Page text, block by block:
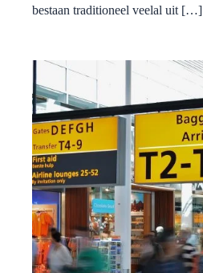
bestaan traditioneel veelal uit […]